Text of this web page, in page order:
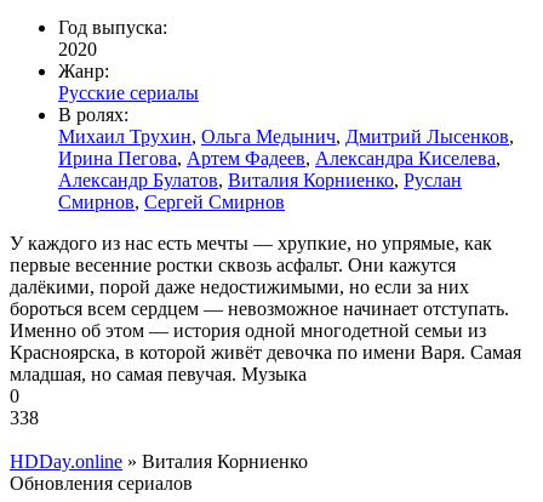
Год выпуска:
2020
Жанр:
Русские сериалы
В ролях:
Михаил Трухин, Ольга Медынич, Дмитрий Лысенков,
Ирина Пегова, Артем Фадеев, Александра Киселева,
Александр Булатов, Виталия Корниенко, Руслан
Смирнов, Сергей Смирнов
У каждого из нас есть мечты — хрупкие, но упрямые, как
первые весенние ростки сквозь асфальт. Они кажутся
далёкими, порой даже недостижимыми, но если за них
бороться всем сердцем — невозможное начинает отступать.
Именно об этом — история одной многодетной семьи из
Красноярска, в которой живёт девочка по имени Варя. Самая
младшая, но самая певучая. Музыка
0
338
HDDay.online » Виталия Корниенко
Обновления сериалов